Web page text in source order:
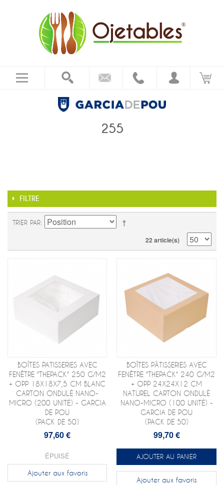
255
FILTRE
TRIER PAR
22 article(s)
BOÎTES PATISSERIES AVEC
FENÊTRE "THEPACK" 250 G/M2
+ OPP 18X18X7,5 CM BLANC
CARTON ONDULÉ NANO-
MICRO (200 UNITÉ) - GARCIA
DE POU
(PACK DE 50)
97,60 €
ÉPUISÉ
Ajouter aux favoris
BOÎTES PÂTISSERIES AVEC
FENÊTRE "THEPACK" 240 G/M2
+ OPP 24X24X12 CM
NATUREL CARTON ONDULÉ
NANO-MICRO (100 UNITÉ) -
GARCIA DE POU
(PACK DE 50)
99,70 €
AJOUTER AU PANIER
Ajouter aux favoris